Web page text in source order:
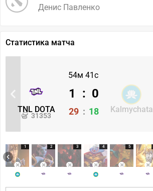
Денис Павленко
Статистика матча
54м 41с
TNL DOTA
31353
Kalmychata
1 : 0
29 : 18
1 2 3 4 5